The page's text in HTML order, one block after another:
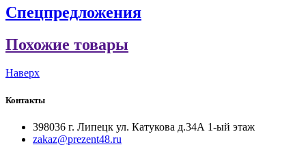
Спецпредложения
Похожие товары
Наверх
Контакты
398036 г. Липецк ул. Катукова д.34А 1-ый этаж
zakaz@prezent48.ru